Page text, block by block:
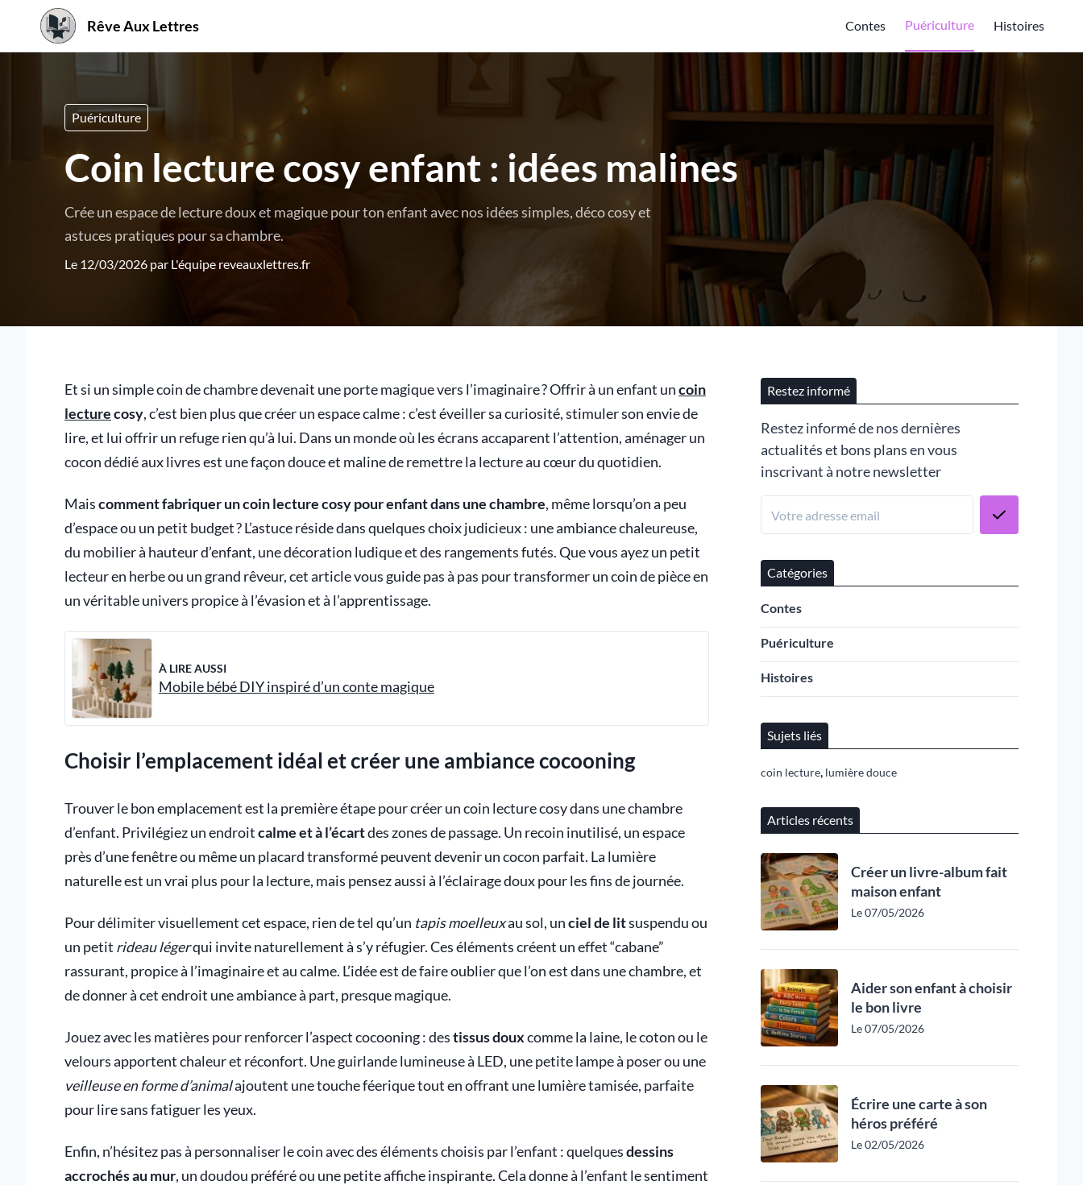
Rêve Aux Lettres Contes Puériculture Histoires
Puériculture
Coin lecture cosy enfant : idées malines
Crée un espace de lecture doux et magique pour ton enfant avec nos idées simples, déco cosy et
astuces pratiques pour sa chambre.
Le 12/03/2026 par L'équipe reveauxlettres.fr
Et si un simple coin de chambre devenait une porte magique vers l’imaginaire ? Offrir à un enfant uncoin
lecturecosy, c’est bien plus que créer un espace calme : c’est éveiller sa curiosité, stimuler son envie de
lire, et lui offrir un refuge rien qu’à lui. Dans un monde où les écrans accaparent l’attention, aménager un
cocon dédié aux livres est une façon douce et maline de remettre la lecture au cœur du quotidien.
Maiscomment fabriquer un coin lecture cosy pour enfant dans une chambre, même lorsqu’on a peu
d’espace ou un petit budget ? L’astuce réside dans quelques choix judicieux : une ambiance chaleureuse,
du mobilier à hauteur d’enfant, une décoration ludique et des rangements futés. Que vous ayez un petit
lecteur en herbe ou un grand rêveur, cet article vous guide pas à pas pour transformer un coin de pièce en
un véritable univers propice à l’évasion et à l’apprentissage.
À LIRE AUSSI
Mobile bébé DIY inspiré d’un conte magique
Choisir l’emplacement idéal et créer une ambiance cocooning
Trouver le bon emplacement est la première étape pour créer un coin lecture cosy dans une chambre
d’enfant. Privilégiez un endroitcalme et à l’écartdes zones de passage. Un recoin inutilisé, un espace
près d’une fenêtre ou même un placard transformé peuvent devenir un cocon parfait. La lumière
naturelle est un vrai plus pour la lecture, mais pensez aussi à l’éclairage doux pour les fins de journée.
Pour délimiter visuellement cet espace, rien de tel qu’un tapis moelleuxau sol, unciel de litsuspendu ou
un petit rideau légerqui invite naturellement à s’y réfugier. Ces éléments créent un effet “cabane”
rassurant, propice à l’imaginaire et au calme. L’idée est de faire oublier que l’on est dans une chambre, et
de donner à cet endroit une ambiance à part, presque magique.
Jouez avec les matières pour renforcer l’aspect cocooning : destissus douxcomme la laine, le coton ou le
velours apportent chaleur et réconfort. Une guirlande lumineuse à LED, une petite lampe à poser ou une
veilleuse en forme d’animalajoutent une touche féerique tout en offrant une lumière tamisée, parfaite
pour lire sans fatiguer les yeux.
Enfin, n’hésitez pas à personnaliser le coin avec des éléments choisis par l’enfant : quelquesdessins
accrochés au mur, un doudou préféré ou une petite affiche inspirante. Cela donne à l’enfant le sentiment
Restez informé
Restez informé de nos dernières
actualités et bons plans en vous
inscrivant à notre newsletter
Catégories
Contes
Puériculture
Histoires
Sujets liés
coin lecture, lumière douce
Articles récents
Créer un livre-album fait
maison enfant
Le 07/05/2026
Aider son enfant à choisir
le bon livre
Le 07/05/2026
Écrire une carte à son
héros préféré
Le 02/05/2026